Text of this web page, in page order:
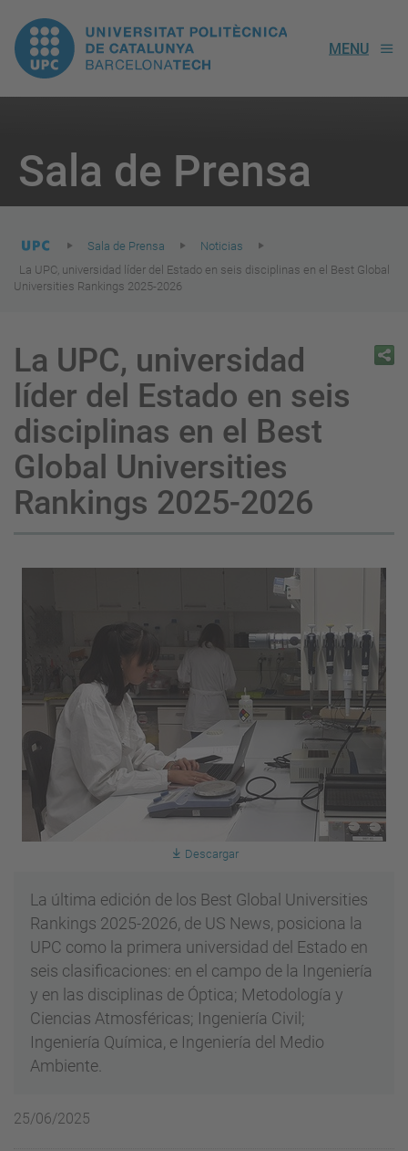
UPC.
Universitat
de
Catalunya
MENU
Sala de Prensa
here:
Sala de Prensa
Noticias
La UPC, universidad líder del Estado en seis disciplinas en el Best Global
Universities Rankings 2025-2026
La UPC, universidad
líder del Estado en seis
disciplinas en el Best
Global Universities
Rankings 2025-2026
Descargar
La última edición de los Best Global Universities
Rankings 2025-2026, de US News, posiciona la
UPC como la primera universidad del Estado en
seis clasificaciones: en el campo de la Ingeniería
y en las disciplinas de Óptica; Metodología y
Ciencias Atmosféricas; Ingeniería Civil;
Ingeniería Química, e Ingeniería del Medio
Ambiente.
25/06/2025